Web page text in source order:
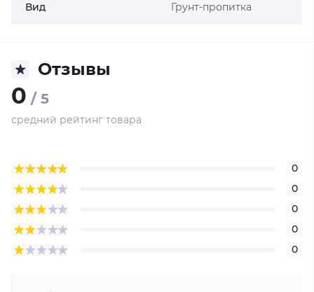
Вид Грунт-пропитка
Отзывы
0 / 5
средний рейтинг товара
0
0
0
0
0